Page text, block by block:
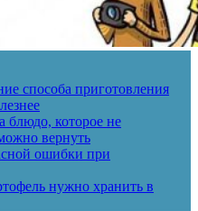
способа приготовления
блюдо, которое не
вернуть
ошибки при
нужно хранить в